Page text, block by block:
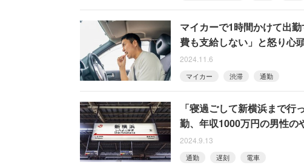
マイカーで1時間かけて出
費も支給しない」と怒り心
2024.11.6
マイカー 渋滞 通勤
「寝過ごして新横浜まで
勤、年収1000万円の男性の
2024.9.13
通勤 遅刻 電車